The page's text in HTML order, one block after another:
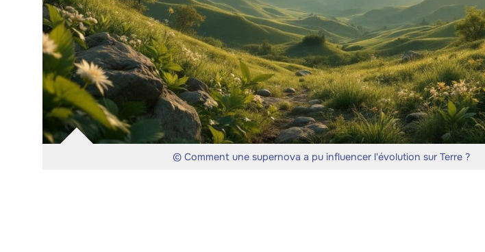
© Comment une supernova a pu influencer l'évolution sur Terre ?